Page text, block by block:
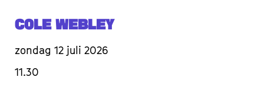
Cole Webley
zondag 12 juli 2026
11.30